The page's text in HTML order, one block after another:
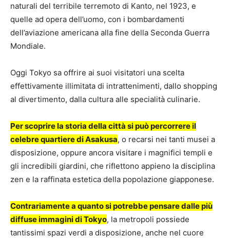
naturali del terribile terremoto di Kanto, nel 1923, e
quelle ad opera dell’uomo, con i bombardamenti
dell’aviazione americana alla fine della Seconda Guerra
Mondiale.
Oggi Tokyo sa offrire ai suoi visitatori una scelta
effettivamente illimitata di intrattenimenti, dallo shopping
al divertimento, dalla cultura alle specialità culinarie.
Per scoprire la storia della città si può percorrere il
celebre quartiere di Asakusa, o recarsi nei tanti musei a
disposizione, oppure ancora visitare i magnifici templi e
gli incredibili giardini, che riflettono appieno la disciplina
zen e la raffinata estetica della popolazione giapponese.
Contrariamente a quanto si potrebbe pensare dalle più
diffuse immagini di Tokyo, la metropoli possiede
tantissimi spazi verdi a disposizione, anche nel cuore